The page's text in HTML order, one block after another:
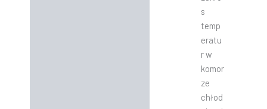
s
temp
eratu
r w
komor
ze
chłod